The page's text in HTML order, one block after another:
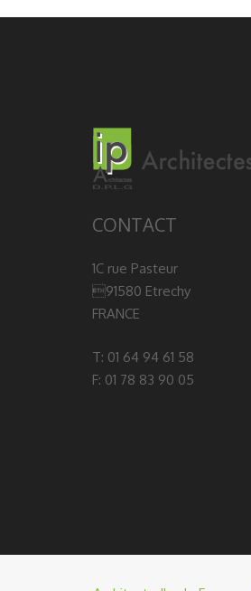
CONTACT
1C rue Pasteur
91580 Etrechy
FRANCE
T: 01 64 94 61 58
F: 01 78 83 90 05